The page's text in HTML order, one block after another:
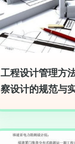
工程设计管理方
察设计的规范与